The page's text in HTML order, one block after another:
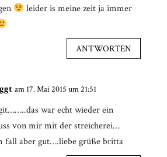
leider is meine zeit ja immer
ANTWORTEN
am 17. Mai 2015 um 21:51
war echt wieder ein
von mir mit der streicherei…
fall aber gut….liebe grüße britta